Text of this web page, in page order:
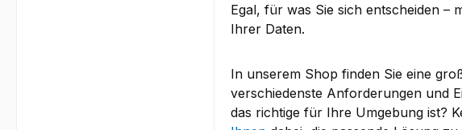
Egal, für was Sie sich entscheiden –
Ihrer Daten.
In unserem Shop finden Sie eine
verschiedenste Anforderungen und
das richtige für Ihre Umgebung ist?